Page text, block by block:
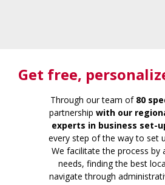
Get free,
Through our team of 80
partnership with our
experts in business set-
every step of the way to set
We facilitate the process by
needs, finding the best
navigate through